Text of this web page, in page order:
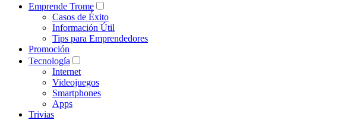
Emprende Trome
Casos de Éxito
Información Útil
Tips para Emprendedores
Promoción
Tecnología
Internet
Videojuegos
Smartphones
Apps
Trivias